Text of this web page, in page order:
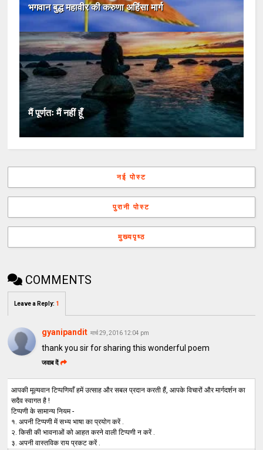
भगवान बुद्ध महावीर की करुणा अहिंसा मार्ग
मैं पूर्णतः मैं नहीं हूँ
नई पोस्ट
पुरानी पोस्ट
मुख्यपृष्ठ
COMMENTS
Leave a Reply: 1
gyanipandit मार्च 29, 2016 12:04 pm
thank you sir for sharing this wonderful poem
जवाब दें
आपकी मूल्यवान टिप्पणियाँ हमें उत्साह और सबल प्रदान करती हैं, आपके विचारों और मार्गदर्शन का
सदैव स्वागत है !
टिप्पणी के सामान्य नियम -
१. अपनी टिप्पणी में सभ्य भाषा का प्रयोग करें .
२. किसी की भावनाओं को आहत करने वाली टिप्पणी न करें .
३. अपनी वास्तविक राय प्रकट करें .